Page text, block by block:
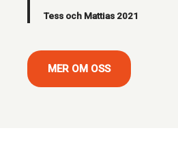
Tess och Mattias 2021
MER OM OSS